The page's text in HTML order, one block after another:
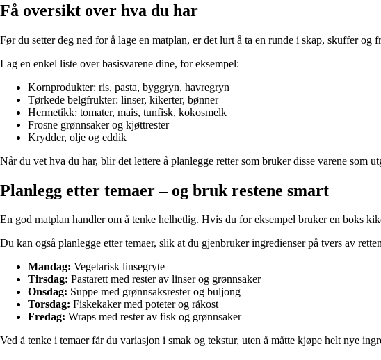
Få oversikt over hva du har
Før du setter deg ned for å lage en matplan, er det lurt å ta en runde i skap, skuffer
Lag en enkel liste over basisvarene dine, for eksempel:
Kornprodukter: ris, pasta, byggryn, havregryn
Tørkede belgfrukter: linser, kikerter, bønner
Hermetikk: tomater, mais, tunfisk, kokosmelk
Frosne grønnsaker og kjøttrester
Krydder, olje og eddik
Når du vet hva du har, blir det lettere å planlegge retter som bruker disse varene som
Planlegg etter temaer – og bruk restene smart
En god matplan handler om å tenke helhetlig. Hvis du for eksempel bruker en boks
Du kan også planlegge etter temaer, slik at du gjenbruker ingredienser på tvers av
Mandag: Vegetarisk linsegryte
Tirsdag: Pastarett med rester av linser og grønnsaker
Onsdag: Suppe med grønnsaksrester og buljong
Torsdag: Fiskekaker med poteter og råkost
Fredag: Wraps med rester av fisk og grønnsaker
Ved å tenke i temaer får du variasjon i smak og tekstur, uten å måtte kjøpe helt nye